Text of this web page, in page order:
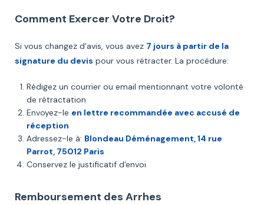
Comment Exercer Votre Droit?
Si vous changez d'avis, vous avez 7 jours à partir de la
signature du devis pour vous rétracter. La procédure:
Rédigez un courrier ou email mentionnant votre volonté
de rétractation
Envoyez-le en lettre recommandée avec accusé de
réception
Adressez-le à: Blondeau Déménagement, 14 rue
Parrot, 75012 Paris
Conservez le justificatif d'envoi
Remboursement des Arrhes